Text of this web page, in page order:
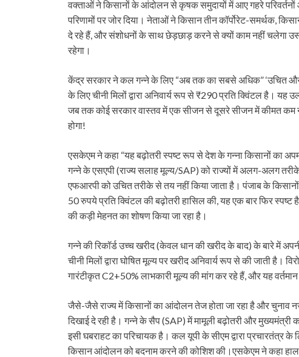
वक्ताओं ने किसानों के आंदोलन से कृषक समुदायों में आए गहरे
परिणामों पर जोर दिया। नेताओं ने किसान तीन कॉर्पोरेट-समर्थक,
दे रहे हैं, और संशोधनों के साथ छेड़छाड़ करने से क्यों काम नहीं चलेगा
रहेगा।
केंद्र सरकार ने कल गन्ने के लिए “अब तक का सबसे अधिक” ‘उचित
के लिए चीनी मिलों द्वारा अनिवार्य रूप से ₹290 प्रति क्विंटल है।
जब तक कोई सरकार वास्तव में एक सीजन से दूसरे सीजन में कीमत कम
होगा!
एसकेएम ने कहा “यह बढ़ोतरी स्पष्ट रूप से देश के गन्ना किसानों का
गन्ने के एसएपी (राज्य सलाह मूल्य/SAP) को राज्यों में अलग-अलग तरीके
एफआरपी को उचित तरीके से तय नहीं किया जाता है। पंजाब के
50 रुपये प्रति क्विंटल की बढ़ोतरी हासिल की, यह एक बार फिर
की कड़ी मेहनत का शोषण किया जा रहा है।
गन्ने की रिकॉर्ड उच्च खरीद (केवल धान की खरीद के बाद) के बारे में
चीनी मिलों द्वारा घोषित मूल्य पर खरीद अनिवार्य रूप से की जाती
गारंटीकृत C2+50% लाभकारी मूल्य की मांग कर रहे हैं, और यह
जैसे-जैसे राज्य में किसानों का आंदोलन तेज होता जा रहा है और चुनाव
दिखाई दे रही है। गन्ने के सैप (SAP) में मामूली बढ़ोतरी और
इसी घबराहट का परिचायक है। कल यूपी के सीएम द्वारा प्रचारतंत्र
किसान आंदोलन को बदनाम करने की कोशिश की।एसकेएम ने कहा